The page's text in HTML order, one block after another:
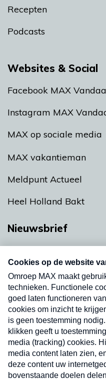
Recepten
Podcasts
Websites & Social
Facebook MAX
Instagram MAX
MAX op sociale media
MAX vakantieman
Meldpunt Actueel
Heel Holland Bakt
Nieuwsbrief
nieuwsbrief. Elke
uw mailbox.